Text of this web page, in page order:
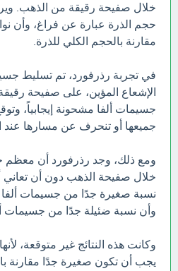
خلال صفيحة رقيقة من الذهب.
حجم الذرة عبارة عن فراغ، وأن
مقارنة بالحجم الكلي للذرة.
في تجربة رذرفورد، تم تسليط
الإشعاع المؤين، على صفيحة
جسيمات ألفا مشحونة إيجابياً،
جميعها أو تنحرف عن مسارها عند
ومع ذلك، وجد رذرفورد أن معظم
خلال صفيحة الذهب دون أن تعاني
نسبة صغيرة جدًا من جسيمات
وأن نسبة ضئيلة جدًا من جسيمات
وكانت هذه النتائج غير متوقعة،
يجب أن تكون صغيرة جدًا مقارنة